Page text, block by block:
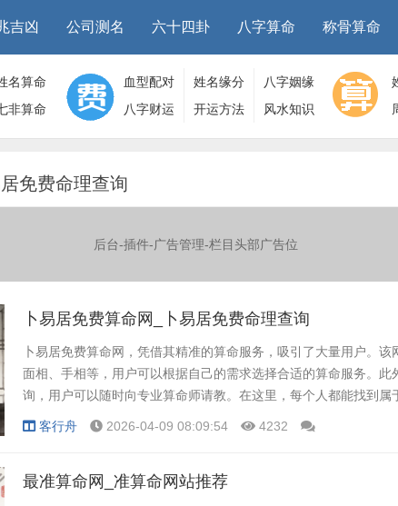
吉凶 公司测名 六十四卦 八字算命 称骨算命
名算命
非算命
血型配对 姓名缘分
八字姻缘
八字财运
开运方法 风水知识
免费命理查询
后台-插件-广告管理-栏目头部广告位
卜易居免费算命网_卜易居免费命理查询
卜易居免费算命网，凭借其精准的算命服务，吸引了大量用户。该
面相、手相等，用户可以根据自己的需求选择合适的算命服务。
询，用户可以随时向专业算命师请教。在这里，每个人都能找到
导。
客行舟 2026-04-09 08:09:54 4232
最准算命网_准算命网站推荐